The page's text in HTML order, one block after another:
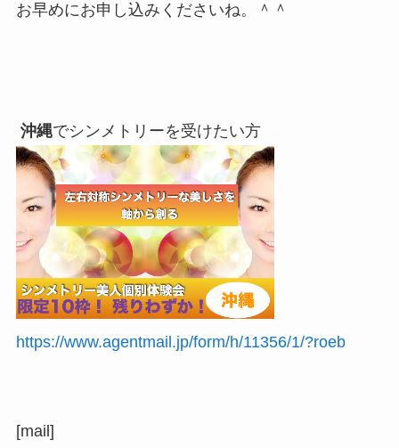
お早めにお申し込みくださいね。＾＾
沖縄でシンメトリーを受けたい方
https://www.agentmail.jp/form/h/11356/1/?roeb
[mail]